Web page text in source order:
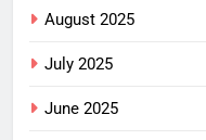
August 2025
July 2025
June 2025